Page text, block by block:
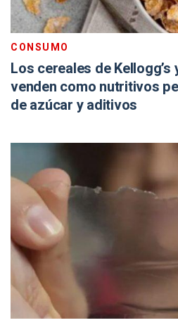
CONSUMO
Los cereales de
venden como nutritivos
de azúcar y aditivos